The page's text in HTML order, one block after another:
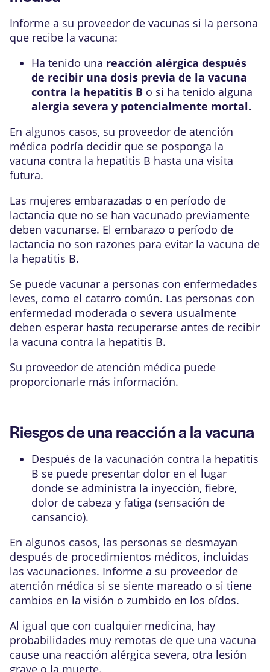
Informe a su proveedor de vacunas si la persona
que recibe la vacuna:
Ha tenido una reacción alérgica después
de recibir una dosis previa de la vacuna
contra la hepatitis B o si ha tenido alguna
alergia severa y potencialmente mortal.
En algunos casos, su proveedor de atención
médica podría decidir que se posponga la
vacuna contra la hepatitis B hasta una visita
futura.
Las mujeres embarazadas o en período de
lactancia que no se han vacunado previamente
deben vacunarse. El embarazo o período de
lactancia no son razones para evitar la vacuna de
la hepatitis B.
Se puede vacunar a personas con enfermedades
leves, como el catarro común. Las personas con
enfermedad moderada o severa usualmente
deben esperar hasta recuperarse antes de recibir
la vacuna contra la hepatitis B.
Su proveedor de atención médica puede
proporcionarle más información.
Riesgos de una reacción a la vacuna
Después de la vacunación contra la hepatitis
B se puede presentar dolor en el lugar
donde se administra la inyección, fiebre,
dolor de cabeza y fatiga (sensación de
cansancio).
En algunos casos, las personas se desmayan
después de procedimientos médicos, incluidas
las vacunaciones. Informe a su proveedor de
atención médica si se siente mareado o si tiene
cambios en la visión o zumbido en los oídos.
Al igual que con cualquier medicina, hay
probabilidades muy remotas de que una vacuna
cause una reacción alérgica severa, otra lesión
grave o la muerte.